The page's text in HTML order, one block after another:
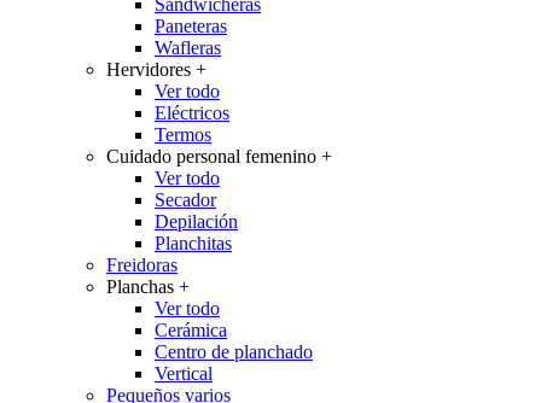
Sandwicheras
Paneteras
Wafleras
Hervidores +
Ver todo
Eléctricos
Termos
Cuidado personal femenino +
Ver todo
Secador
Depilación
Planchitas
Freidoras
Planchas +
Ver todo
Cerámica
Centro de planchado
Vertical
Pequeños varios